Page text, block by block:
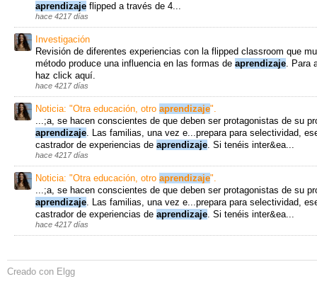
aprendizaje flipped a través de 4...
hace 4217 días
Investigación
Revisión de diferentes experiencias con la flipped classroom que
método produce una influencia en las formas de aprendizaje. Para
haz click aquí.
hace 4217 días
Noticia: "Otra educación, otro aprendizaje".
...;a, se hacen conscientes de que deben ser protagonistas de su
aprendizaje. Las familias, una vez e...prepara para selectividad,
castrador de experiencias de aprendizaje. Si tenéis inter&ea...
hace 4217 días
Noticia: "Otra educación, otro aprendizaje".
...;a, se hacen conscientes de que deben ser protagonistas de su
aprendizaje. Las familias, una vez e...prepara para selectividad,
castrador de experiencias de aprendizaje. Si tenéis inter&ea...
hace 4217 días
Creado con Elgg